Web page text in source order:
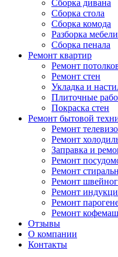
Сборка дивана
Сборка стола
Сборка комода
Разборка мебели
Сборка пенала
Ремонт квартир
Ремонт
Ремонт стен
Укладка и
Плиточные
Покраска стен
Ремонт бытовой
Ремонт
Ремонт
Заправка и
Ремонт
Ремонт
Ремонт
Ремонт
Ремонт
Ремонт
Отзывы
О компании
Контакты